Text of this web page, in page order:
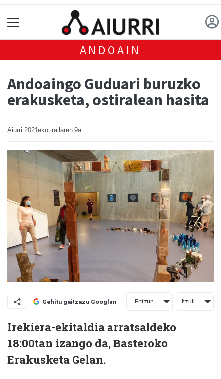
ANDOAIN
Andoaingo Guduari buruzko
erakusketa, ostiralean hasita
Aiurri 2021eko irailaren 9a
Gehitu gaitzazu Googlen Entzun Itzuli
Irekiera-ekitaldia arratsaldeko
18:00tan izango da, Basteroko
Erakusketa Gelan.